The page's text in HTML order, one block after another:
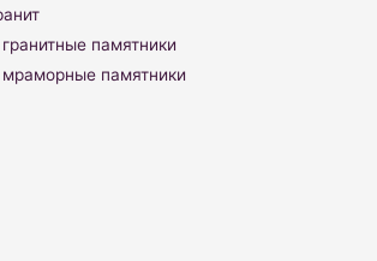
памятники
памятники